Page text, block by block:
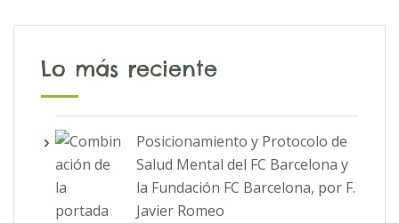
Lo más reciente
Posicionamiento y Protocolo de
Salud Mental del FC Barcelona y
la Fundación FC Barcelona, por F.
Javier Romeo